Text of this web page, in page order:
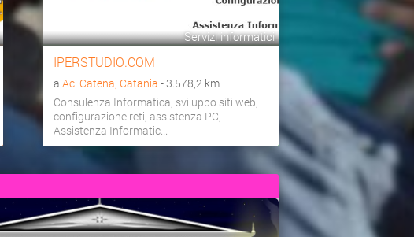
Servizi informatici
IPERSTUDIO.COM
a Aci Catena, Catania - 3.578,2 km
Consulenza Informatica, sviluppo siti web,
configurazione reti, assistenza PC,
Assistenza Informatic...